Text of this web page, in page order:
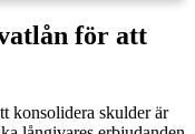
för att
konsolidera skulder är